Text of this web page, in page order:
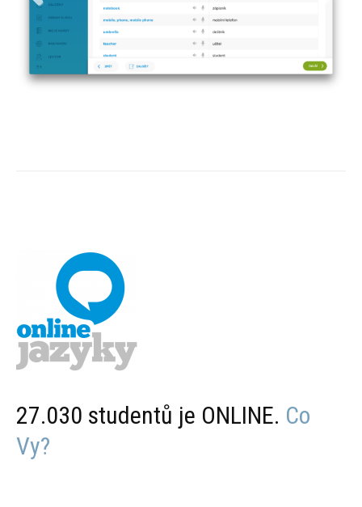
Previous
27.030 studentů je ONLINE. Co
Vy?